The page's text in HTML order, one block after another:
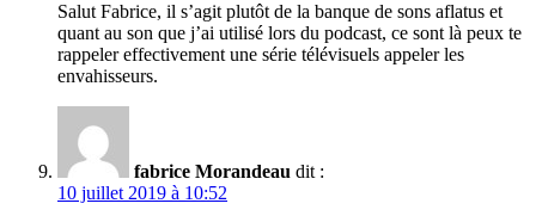
Salut Fabrice, il s’agit plutôt de la banque de sons aflatus et
quant au son que j’ai utilisé lors du podcast, ce sont là peux te
rappeler effectivement une série télévisuels appeler les
envahisseurs.
fabrice Morandeau dit :
10 juillet 2019 à 10:52